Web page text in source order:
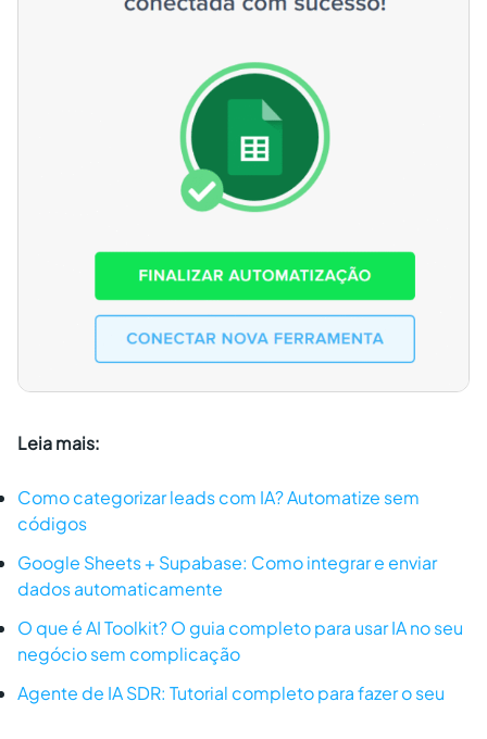
Leia mais:
Como categorizar leads com IA? Automatize sem
códigos
Google Sheets + Supabase: Como integrar e enviar
dados automaticamente
O que é AI Toolkit? O guia completo para usar IA no seu
negócio sem complicação
Agente de IA SDR: Tutorial completo para fazer o seu